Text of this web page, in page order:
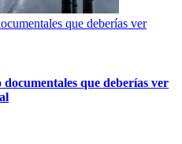
que deberías ver
que deberías ver